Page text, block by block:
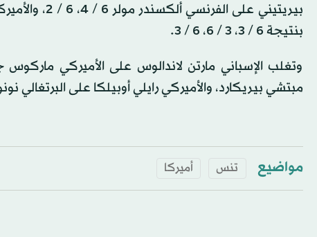
بيريتيني على
بنتيجة 6 / 3، 3 / 6، 6 / 3.
وتغلب الإسباني مارتن لاندالوس على الأميركي ماركوس
مبتشي بيريكارد، والأميركي رايلي أوبيلكا على البرتغالي
مواضيع تنس أميركا